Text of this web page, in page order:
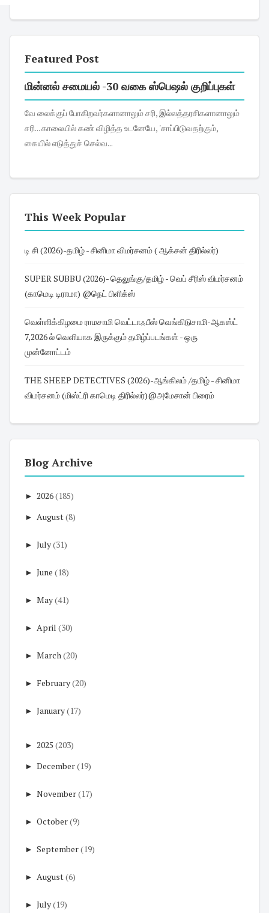
Featured Post
மின்னல் சமையல் -30 வகை ஸ்பெஷல் குறிப்புகள்
வே லைக்குப் போகிறவர்களானாலும் சரி, இல்லத்தரசிகளானாலும்
சரி... காலையில் கண் விழித்த உடனேயே, 'சாப்பிடுவதற்கும்,
கையில் எடுத்துச் செல்வ...
This Week Popular
டி சி (2026)-தமிழ் - சினிமா விமர்சனம் ( ஆக்சன் திரில்லர்)
SUPER SUBBU (2026)- தெலுங்கு/தமிழ் - வெப் சீரிஸ் விமர்சனம்
(காமெடி டிராமா) @நெட் பிளிக்ஸ்
வெள்ளிக்கிழமை ராமசாமி வெட்டாஃபீஸ் வெங்கிடுசாமி-ஆகஸ்ட்
7,2026 ல் வெளியாக இருக்கும் தமிழ்ப்படங்கள் - ஒரு
முன்னோட்டம்
THE SHEEP DETECTIVES (2026)-ஆங்கிலம் /தமிழ் - சினிமா
விமர்சனம் (மிஸ்ட்ரி காமெடி திரில்லர்)@அமேசான் பிரைம்
Blog Archive
► 2026(185)
► August(8)
► July(31)
► June (18)
► May(41)
► April (30)
► March(20)
► February(20)
► January(17)
► 2025 (203)
► December(19)
► November(17)
► October(9)
► September(19)
► August(6)
► July(19)